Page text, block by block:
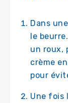
Dans
le
un roux,
crème
pour
Une fois